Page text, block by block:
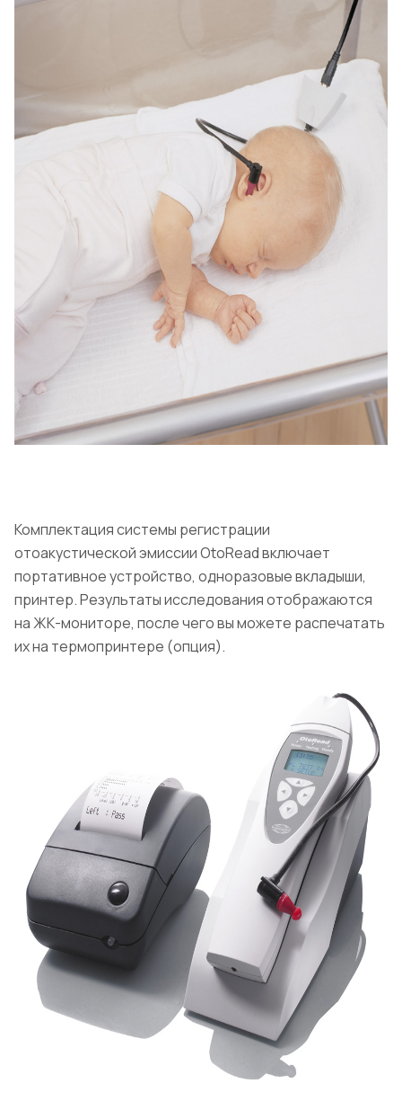
Комплектация системы регистрации
отоакустической эмиссии OtoRead включает
портативное устройство, одноразовые вкладыши,
принтер. Результаты исследования отображаются
на ЖК-мониторе, после чего вы можете распечатать
их на термопринтере (опция).